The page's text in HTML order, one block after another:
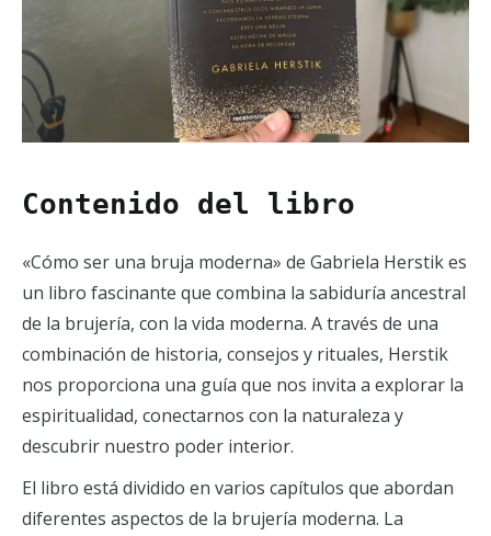
Contenido del libro
«Cómo ser una bruja moderna» de Gabriela Herstik es
un libro fascinante que combina la sabiduría ancestral
de la brujería, con la vida moderna. A través de una
combinación de historia, consejos y rituales, Herstik
nos proporciona una guía que nos invita a explorar la
espiritualidad, conectarnos con la naturaleza y
descubrir nuestro poder interior.
El libro está dividido en varios capítulos que abordan
diferentes aspectos de la brujería moderna. La